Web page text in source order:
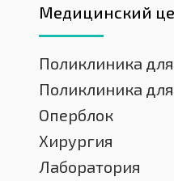
Медицинский
Поликлиника
Поликлиника
Оперблок
Хирургия
Лаборатория